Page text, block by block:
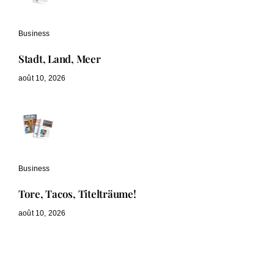
Business
Stadt, Land, Meer
août 10, 2026
Business
Tore, Tacos, Titelträume!
août 10, 2026